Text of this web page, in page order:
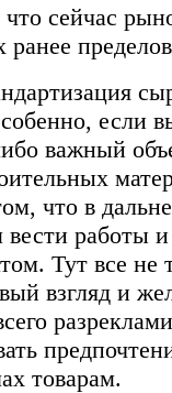
что сейчас
ранее
если
важный
что в
работы и
Тут все не
взгляд и
товарам.